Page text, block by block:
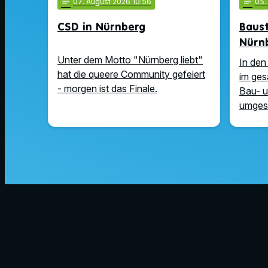
CSD in Nürnberg
Unter dem Motto "Nürnberg liebt"
hat die queere Community gefeiert
- morgen ist das Finale.
In
im
Bau-